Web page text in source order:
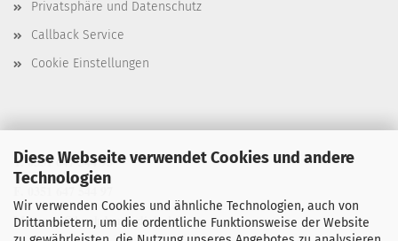
Diese Webseite verwendet Cookies und andere
Technologien
Wir verwenden Cookies und ähnliche Technologien, auch von
Drittanbietern, um die ordentliche Funktionsweise der Website
Privatsphäre und Datenschutz
Callback Service
Cookie Einstellungen
T. 0351 647 544 93
F. 0351 647 544 97
M. manu@buchdruck-digital.de